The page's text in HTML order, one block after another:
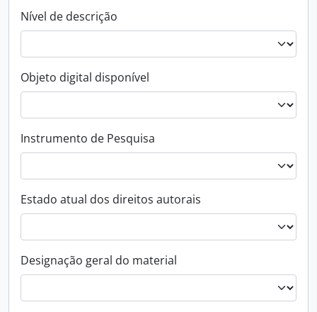
Nível de descrição
Objeto digital disponível
Instrumento de Pesquisa
Estado atual dos direitos autorais
Designação geral do material